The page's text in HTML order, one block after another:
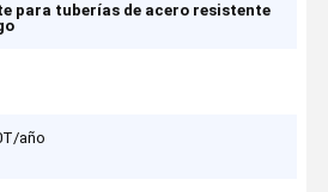
para tuberías de acero resistente
año